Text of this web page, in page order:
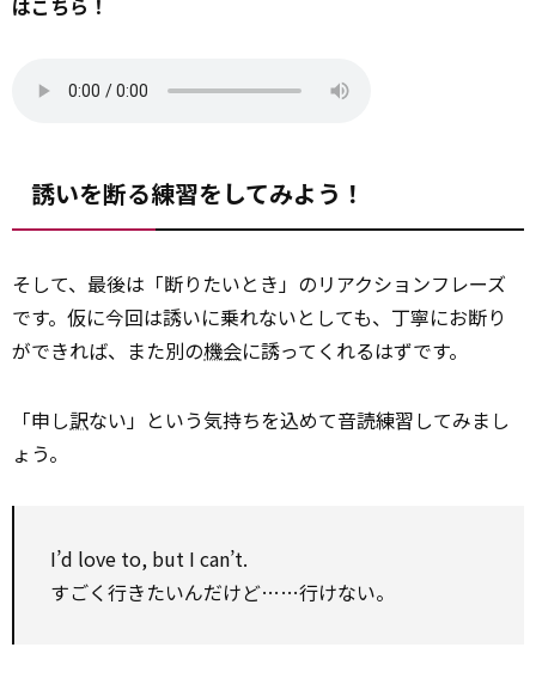
はこちら！
誘いを断る練習をしてみよう！
そして、最後は「断りたいとき」のリアクションフレーズ
です。仮に今回は誘いに乗れないとしても、丁寧にお断り
ができれば、また別の機会に誘ってくれるはずです。
「申し訳ない」という気持ちを込めて音読練習してみまし
ょう。
I’d love to, but I can’t.
すごく行きたいんだけど……行けない。